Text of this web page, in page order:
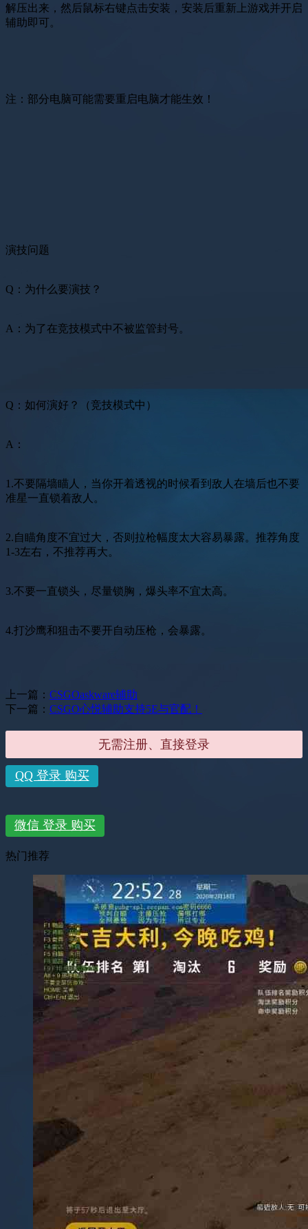
解压出来，然后鼠标右键点击安装，安装后重新上游戏并开启
辅助即可。
注：部分电脑可能需要重启电脑才能生效！
演技问题
Q：为什么要演技？
A：为了在竞技模式中不被监管封号。
Q：如何演好？（竞技模式中）
A：
1.不要隔墙瞄人，当你开着透视的时候看到敌人在墙后也不要
准星一直锁着敌人。
2.自瞄角度不宜过大，否则拉枪幅度太大容易暴露。推荐角度
1-3左右，不推荐再大。
3.不要一直锁头，尽量锁胸，爆头率不宜太高。
4.打沙鹰和狙击不要开自动压枪，会暴露。
上一篇： CSGOaskware辅助
下一篇： CSGO心悦辅助支持5E与官配！
无需注册、直接登录
QQ 登录 购买
微信 登录 购买
热门推荐